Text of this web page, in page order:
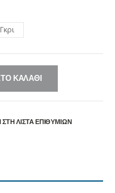
Γκρι
ΚΑΛΆΘΙ
ΛΊΣΤΑ ΕΠΙΘΥΜΙΏΝ